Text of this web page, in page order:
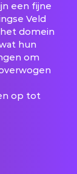
een fijne
Veld
domein
hun
om
op tot